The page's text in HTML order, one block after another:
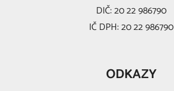
DIČ: 20 22 986790
IČ DPH: 20 22 986790
ODKAZY